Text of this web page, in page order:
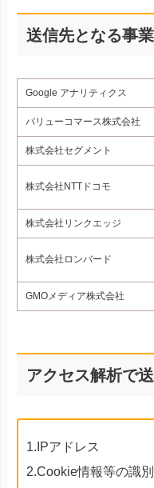
送信先となる事
Google アナリティクス
バリューコマース株式会社
株式会社セグメント
株式会社NTTドコモ
株式会社リンクエッジ
株式会社ロンバード
GMOメディア株式会社
アクセス解析で
1.IPアドレス
2.Cookie情報等の識